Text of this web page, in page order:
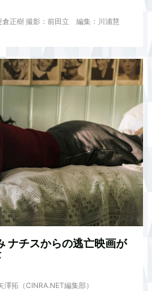
倉正樹 撮影：前田立 編集：川浦慧
ナチスからの逃亡映画が
拓（CINRA.NET編集部）